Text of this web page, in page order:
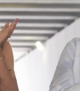
deAguirre
entidad desde
2014, derivado de
de los
carpetas de